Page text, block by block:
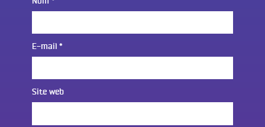
E-mail *
Site web